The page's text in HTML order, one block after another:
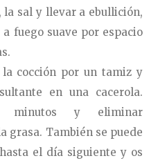
, la sal y llevar a ebullición,
fuego suave por espacio
cocción por un tamiz y
en una cacerola.
minutos y eliminar
grasa. También se puede
el día siguiente y os